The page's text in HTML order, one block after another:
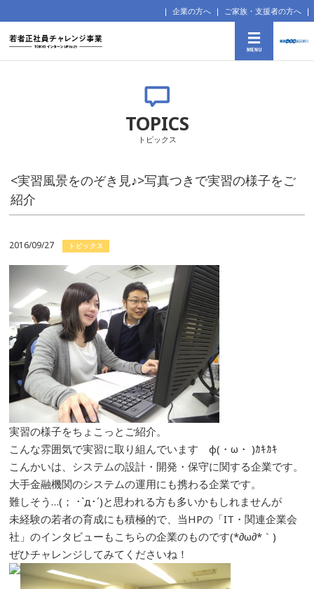
企業の方へ ご家族・支援者の方へ
TOPICS
トピックス
<実習風景をのぞき見♪>写真つきで実習の様子をご
紹介
2016/09/27 トピックス
実習の様子をちょこっとご紹介。
こんな雰囲気で実習に取り組んでいます φ(・ω・ )ｶｷｶｷ
こんかいは、システムの設計・開発・保守に関する企業です。
大手金融機関のシステムの運用にも携わる企業です。
難しそう…(； ･`д･´)と思われる方も多いかもしれませんが
未経験の若者の育成にも積極的で、当HPの「IT・関連企業会
社」のインタビューもこちらの企業のものです(*∂ω∂*｀)
ぜひチャレンジしてみてくださいね！